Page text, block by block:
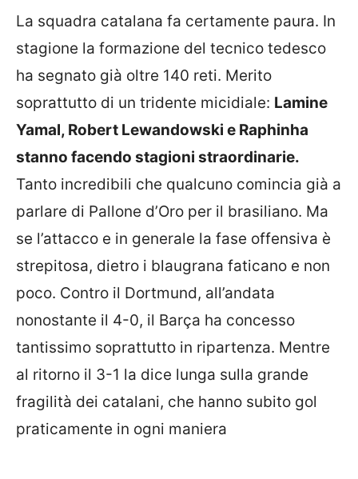
La squadra catalana fa certamente paura. In
stagione la formazione del tecnico tedesco
ha segnato già oltre 140 reti. Merito
soprattutto di un tridente micidiale: Lamine
Yamal, Robert Lewandowski e Raphinha
stanno facendo stagioni straordinarie.
Tanto incredibili che qualcuno comincia già a
parlare di Pallone d’Oro per il brasiliano. Ma
se l’attacco e in generale la fase offensiva è
strepitosa, dietro i blaugrana faticano e non
poco. Contro il Dortmund, all’andata
nonostante il 4-0, il Barça ha concesso
tantissimo soprattutto in ripartenza. Mentre
al ritorno il 3-1 la dice lunga sulla grande
fragilità dei catalani, che hanno subito gol
praticamente in ogni maniera